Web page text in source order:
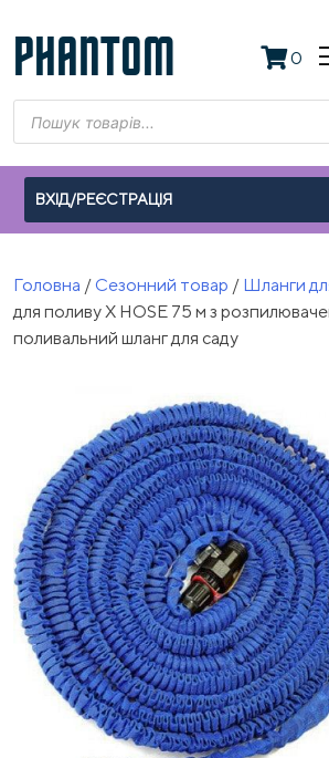
to
content
PHANTOM 0
Пошук
товарів
ВХІД/РЕЄСТРАЦІЯ
Головна /Сезонний товар / Шланги
для поливу X HOSE 75 м з
поливальний шланг для саду